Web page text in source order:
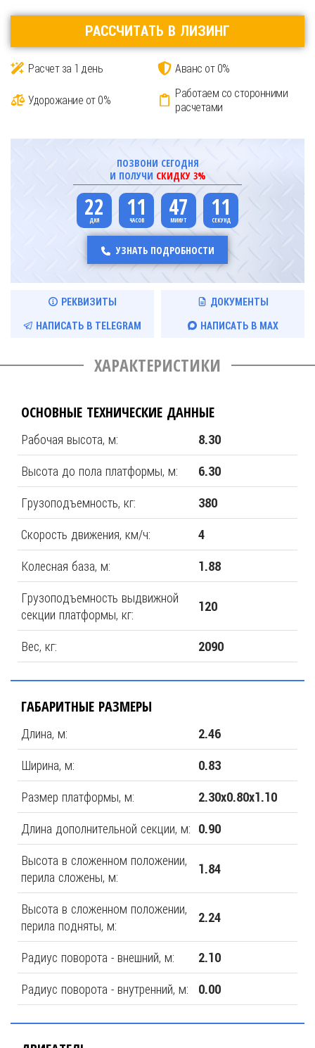
РАССЧИТАТЬ В ЛИЗИНГ
Расчет за 1 день Аванс от 0%
Удорожание от 0%
Работаем со сторонними
расчетами
ПОЗВОНИ СЕГОДНЯ
И ПОЛУЧИ СКИДКУ 3%
22 11 47 11
УЗНАТЬ ПОДРОБНОСТИ
РЕКВИЗИТЫ ДОКУМЕНТЫ
НАПИСАТЬ В TELEGRAM НАПИСАТЬ В MAX
ХАРАКТЕРИСТИКИ
ОСНОВНЫЕ ТЕХНИЧЕСКИЕ ДАННЫЕ
Рабочая высота, м: 8.30
Высота до пола платформы, м: 6.30
Грузоподъемность, кг: 380
Скорость движения, км/ч: 4
Колесная база, м: 1.88
Грузоподъемность выдвижной
секции платформы, кг:
120
Вес, кг: 2090
ГАБАРИТНЫЕ РАЗМЕРЫ
Длина, м: 2.46
Ширина, м: 0.83
Размер платформы, м: 2.30х0.80х1.10
Длина дополнительной секции, м: 0.90
Высота в сложенном положении,
перила сложены, м:
1.84
Высота в сложенном положении,
перила подняты, м:
2.24
Радиус поворота - внешний, м: 2.10
Радиус поворота - внутренний, м: 0.00